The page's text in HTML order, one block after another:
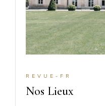
REVUE-FR
Nos Lieux